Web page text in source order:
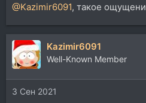
@Kazimir6091, такое
Kazimir6091
Well-Known Member
3 Сен 2021